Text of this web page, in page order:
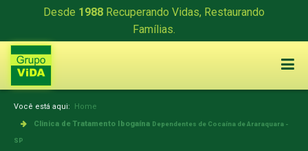
Desde 1988 Recuperando Vidas, Restaurando
Famílias.
Você está aqui: Home
Clinica de Tratamento Ibogaína Dependentes de Cocaína de Araraquara -
SP